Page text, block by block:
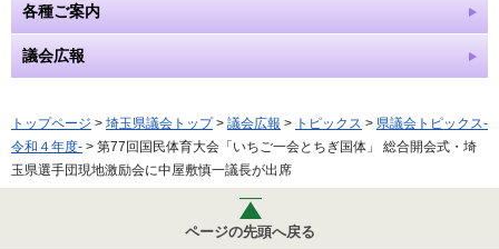
各種ご案内
議会広報
トップページ > 埼玉県議会トップ> 議会広報 > トピックス > 県議会トピックス-
令和４年度- > 第77回国民体育大会「いちご一会とちぎ国体」 総合開会式・埼
玉県選手団現地激励会に中屋敷慎一議長が出席
ページの先頭へ戻る